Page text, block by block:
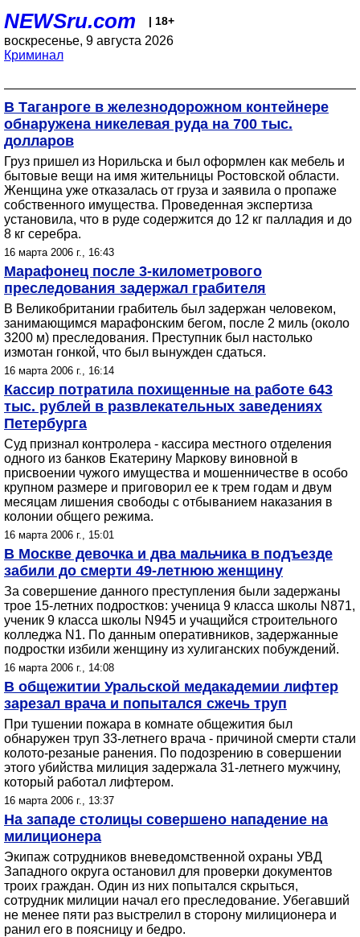
NEWSru.com | 18+
воскресенье, 9 августа 2026
Криминал
В Таганроге в железнодорожном контейнере
обнаружена никелевая руда на 700 тыс.
долларов
Груз пришел из Норильска и был оформлен как мебель и
бытовые вещи на имя жительницы Ростовской области.
Женщина уже отказалась от груза и заявила о пропаже
собственного имущества. Проведенная экспертиза
установила, что в руде содержится до 12 кг палладия и до
8 кг серебра.
16 марта 2006 г., 16:43
Марафонец после 3-километрового
преследования задержал грабителя
В Великобритании грабитель был задержан человеком,
занимающимся марафонским бегом, после 2 миль (около
3200 м) преследования. Преступник был настолько
измотан гонкой, что был вынужден сдаться.
16 марта 2006 г., 16:14
Кассир потратила похищенные на работе 643
тыс. рублей в развлекательных заведениях
Петербурга
Суд признал контролера - кассира местного отделения
одного из банков Екатерину Маркову виновной в
присвоении чужого имущества и мошенничестве в особо
крупном размере и приговорил ее к трем годам и двум
месяцам лишения свободы с отбыванием наказания в
колонии общего режима.
16 марта 2006 г., 15:01
В Москве девочка и два мальчика в подъезде
забили до смерти 49-летнюю женщину
За совершение данного преступления были задержаны
трое 15-летних подростков: ученица 9 класса школы N871,
ученик 9 класса школы N945 и учащийся строительного
колледжа N1. По данным оперативников, задержанные
подростки избили женщину из хулиганских побуждений.
16 марта 2006 г., 14:08
В общежитии Уральской медакадемии лифтер
зарезал врача и попытался сжечь труп
При тушении пожара в комнате общежития был
обнаружен труп 33-летнего врача - причиной смерти стали
колото-резаные ранения. По подозрению в совершении
этого убийства милиция задержала 31-летнего мужчину,
который работал лифтером.
16 марта 2006 г., 13:37
На западе столицы совершено нападение на
милиционера
Экипаж сотрудников вневедомственной охраны УВД
Западного округа остановил для проверки документов
троих граждан. Один из них попытался скрыться,
сотрудник милиции начал его преследование. Убегавший
не менее пяти раз выстрелил в сторону милиционера и
ранил его в поясницу и бедро.